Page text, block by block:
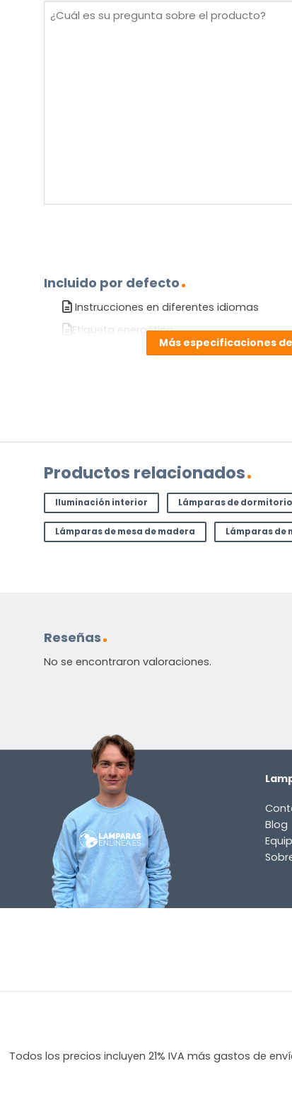
¿Cuál
Incluido por defecto
Instrucciones en diferentes idiomas
Etiqueta energética
Más especificaciones
Productos relacionados
Iluminación interior Lámparas de dormitorio
Lámparas de mesa de madera Lámparas de
Reseñas
No se encontraron valoraciones.
Blog
Todos los precios incluyen 21% IVA más gastos de